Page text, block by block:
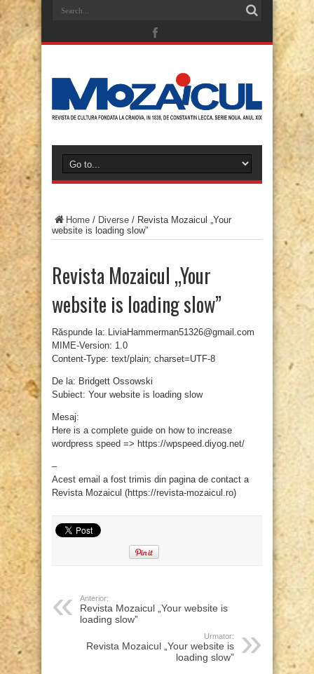
Home / Diverse / Revista Mozaicul „Your
website is loading slow”
Revista Mozaicul „Your
website is loading slow”
Răspunde la: LiviaHammerman51326@gmail.com
MIME-Version: 1.0
Content-Type: text/plain; charset=UTF-8
De la: Bridgett Ossowski
Subiect: Your website is loading slow
Mesaj:
Here is a complete guide on how to increase
wordpress speed => https://wpspeed.diyog.net/
–
Acest email a fost trimis din pagina de contact a
Revista Mozaicul (https://revista-mozaicul.ro)
Anterior:
Revista Mozaicul „Your website is
loading slow”
Urmator:
Revista Mozaicul „Your website is
loading slow”